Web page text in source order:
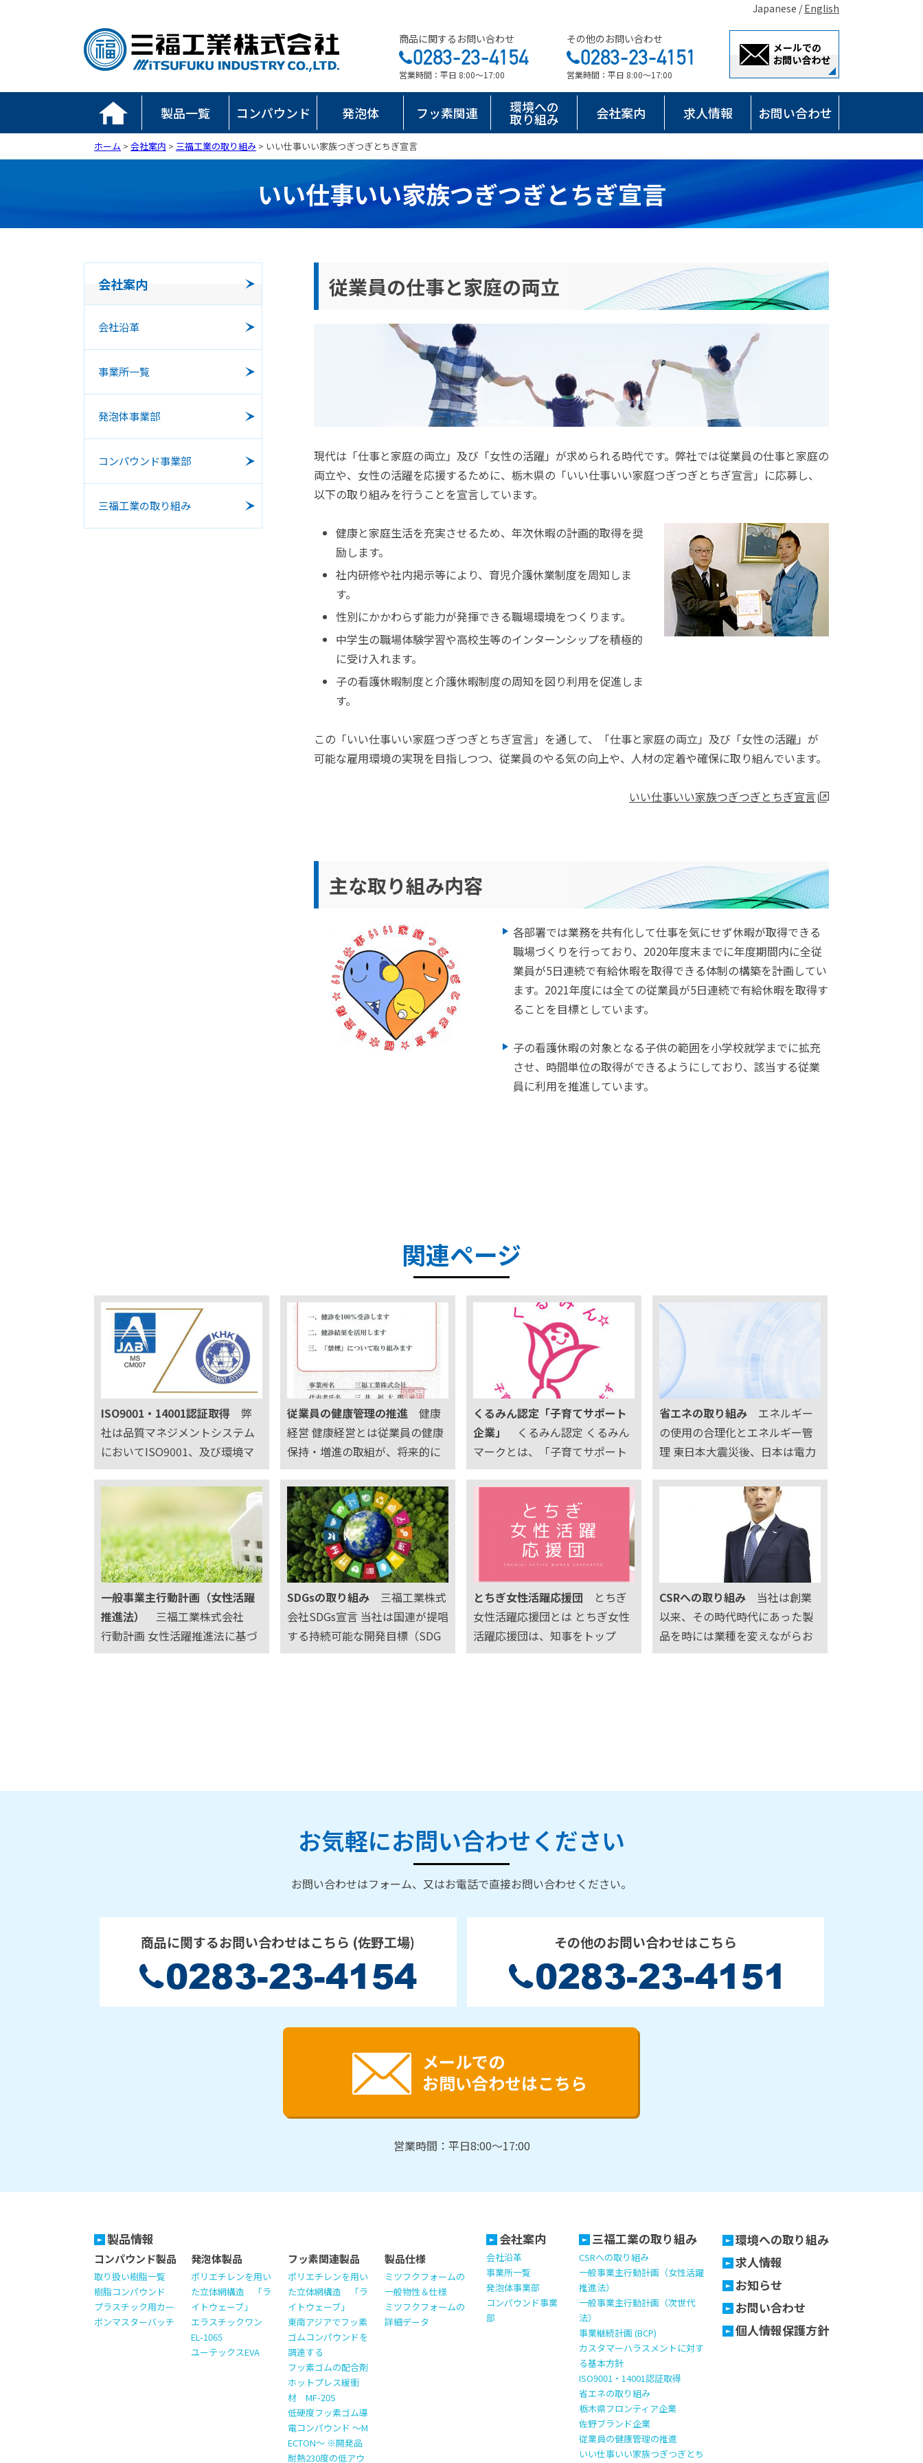
Japanese /English
商品に関するお問い合わせ
営業時間：平日 8:00～17:00
その他のお問い合わせ
営業時間：平日 8:00～17:00
製品一覧 コンパウンド 発泡体 フッ素関連 環境への
取り組み 会社案内 求人情報 お問い合わせ
ホーム > 会社案内 > 三福工業の取り組み > いい仕事いい家族つぎつぎとちぎ宣言
いい仕事いい家族つぎつぎとちぎ宣言
従業員の仕事と家庭の両立
現代は「仕事と家庭の両立」及び「女性の活躍」が求められる時代です。弊社では従業員の仕事と家庭の
両立や、女性の活躍を応援するために、栃木県の「いい仕事いい家庭つぎつぎとちぎ宣言」に応募し、
以下の取り組みを行うことを宣言しています。
健康と家庭生活を充実させるため、年次休暇の計画的取得を奨
励します。
社内研修や社内掲示等により、育児介護休業制度を周知しま
す。
性別にかかわらず能力が発揮できる職場環境をつくります。
中学生の職場体験学習や高校生等のインターンシップを積極的
に受け入れます。
子の看護休暇制度と介護休暇制度の周知を図り利用を促進しま
す。
この「いい仕事いい家庭つぎつぎとちぎ宣言」を通して、「仕事と家庭の両立」及び「女性の活躍」が
可能な雇用環境の実現を目指しつつ、従業員のやる気の向上や、人材の定着や確保に取り組んでいます。
いい仕事いい家族つぎつぎとちぎ宣言
主な取り組み内容
各部署では業務を共有化して仕事を気にせず休暇が取得できる
職場づくりを行っており、2020年度末までに年度期間内に全従
業員が5日連続で有給休暇を取得できる体制の構築を計画してい
ます。2021年度には全ての従業員が5日連続で有給休暇を取得す
ることを目標としています。
子の看護休暇の対象となる子供の範囲を小学校就学までに拡充
させ、時間単位の取得ができるようにしており、該当する従業
員に利用を推進しています。
会社案内
会社沿革
事業所一覧
発泡体事業部
コンパウンド事業部
三福工業の取り組み
一般事業主行動計画（女性活躍推進
一般事業主行動計画（次世代法）
事業継続計画 (BCP)
カスタマーハラスメントに対する基
ISO9001・14001認証取得
いい仕事いい家族つぎつぎとちぎ宣
とちぎ女性活躍応援団
関連ページ
ISO9001・14001認証取得 弊
社は品質マネジメントシステム
においてISO9001、及び環境マ
ネジメントシステムにおいてISO
14001を認証取得しております。
品質マネジメントシステム ISO9
001：2015 登録番号：04QR･11
88 環境マ…
従業員の健康管理の推進 健康
経営 健康経営とは従業員の健康
保持・増進の取組が、将来的に
収益性等を高める投資であると
の考えの下、健康管理を経営的
視点から考え、戦略的に実践す
ることです。 企業が従業員の健
康保持・増進に取り組むこと
は、従業員の活力向…
くるみん認定「子育てサポート
企業」
くるみん認定 くるみん
マークとは、「子育てサポート
企業」として、厚生労働大臣の
認定を受けた証です。 次世代育
成支援対策推進法に基づき、一
般事業主行動計画で定めた目標
を達成し、一定の基準を満たす
ことで、「子育てサポート企
業…
省エネの取り組み エネルギー
の使用の合理化とエネルギー管
理 東日本大震災後、日本は電力
需給の逼迫に直面しました。従
来からのコストや環境に重点を
置いたエネルギーの使用の合理
化に加え、電力需給バランスを
意識したエネルギー管理が求め
られています…
一般事業主行動計画（女性活躍
推進法）
三福工業株式会社
行動計画 女性活躍推進法に基づ
く一般事業主行動計画 策定 20
SDGsの取り組み 三福工業株式
会社SDGs宣言 当社は国連が提唱
する持続可能な開発目標（SDG
s）に賛同し、持続可能な社会の
とちぎ女性活躍応援団 とちぎ
女性活躍応援団とは とちぎ女性
活躍応援団は、知事をトップ
に、官民協働によるオール栃木
CSRへの取り組み 当社は創業
以来、その時代時代にあった製
品を時には業種を変えながらお
客様へ提供して参りました。時
お気軽にお問い合わせください
お問い合わせはフォーム、又はお電話で直接お問い合わせください。
商品に関するお問い合わせはこちら (佐野工場) その他のお問い合わせはこちら
メールでの
お問い合わせはこちら
営業時間：平日8:00～17:00
製品情報
コンパウンド製品
取り扱い樹脂一覧
樹脂コンパウンド
プラスチック用カー
ボンマスターバッチ
発泡体製品
ポリエチレンを用い
た立体網構造 「ラ
イトウェーブ」
エラスチックワン
EL-1065
ユーテックスEVA
フッ素関連製品
ポリエチレンを用い
た立体網構造 「ラ
イトウェーブ」
東南アジアでフッ素
ゴムコンパウンドを
調達する
フッ素ゴムの配合剤
ホットプレス緩衝
材 MF-20S
低硬度フッ素ゴム導
電コンパウンド ～M
ECTON～ ※開発品
耐熱230度の低アウ
製品仕様
ミツフクフォームの
一般物性＆仕様
ミツフクフォームの
詳細データ
会社案内
会社沿革
事業所一覧
発泡体事業部
コンパウンド事業
部
三福工業の取り組み
CSRへの取り組み
一般事業主行動計画（女性活躍
推進法）
一般事業主行動計画（次世代
法）
事業継続計画 (BCP)
カスタマーハラスメントに対す
る基本方針
ISO9001・14001認証取得
省エネの取り組み
栃木県フロンティア企業
佐野ブランド企業
従業員の健康管理の推進
いい仕事いい家族つぎつぎとち
環境への取り組み
求人情報
お知らせ
お問い合わせ
個人情報保護方針